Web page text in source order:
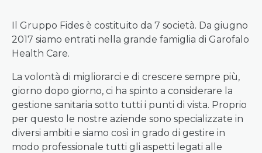
Il Gruppo Fides è costituito da 7 società. Da giugno
2017 siamo entrati nella grande famiglia di Garofalo
Health Care.
La volontà di migliorarci e di crescere sempre più,
giorno dopo giorno, ci ha spinto a considerare la
gestione sanitaria sotto tutti i punti di vista. Proprio
per questo le nostre aziende sono specializzate in
diversi ambiti e siamo così in grado di gestire in
modo professionale tutti gli aspetti legati alle